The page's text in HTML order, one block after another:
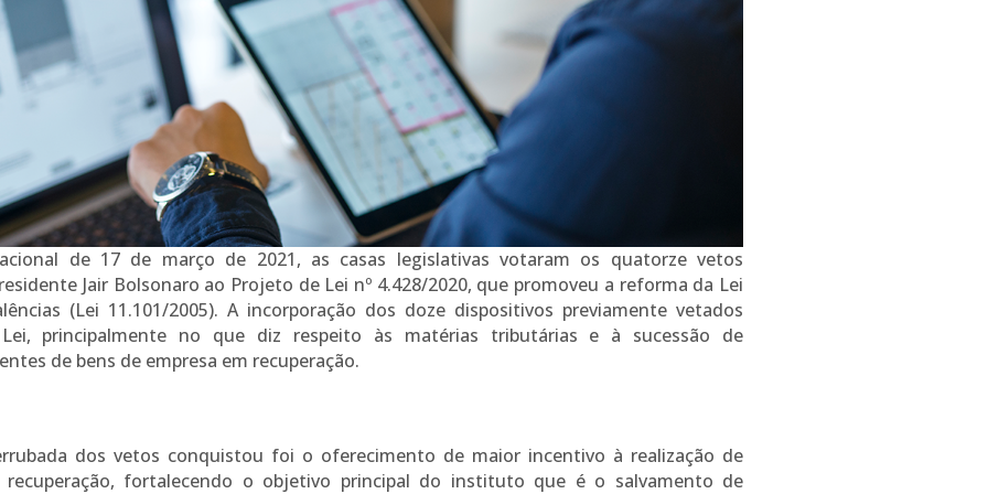
de 17 de março de 2021, as casas legislativas votaram os quatorze vetos
Jair Bolsonaro ao Projeto de Lei nº 4.428/2020, que promoveu a reforma da Lei
(Lei 11.101/2005). A incorporação dos doze dispositivos previamente vetados
principalmente no que diz respeito às matérias tributárias e à sucessão de
de bens de empresa em recuperação.
dos vetos conquistou foi o oferecimento de maior incentivo à realização de
recuperação, fortalecendo o objetivo principal do instituto que é o salvamento de